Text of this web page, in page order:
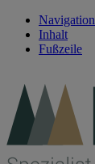
Navigation
Inhalt
Fußzeile